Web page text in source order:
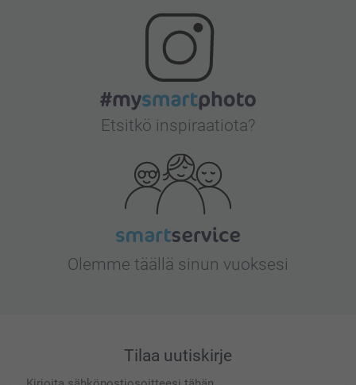
Etsitkö inspiraatiota?
Olemme täällä sinun vuoksesi
Tilaa uutiskirje